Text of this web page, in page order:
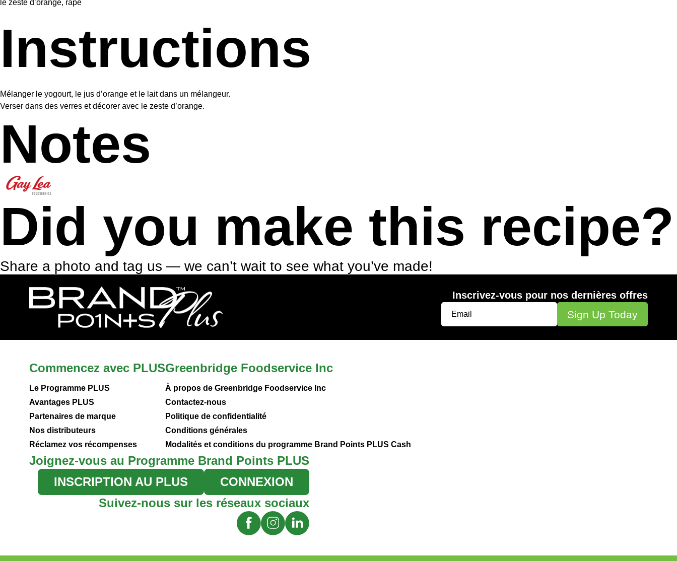
le zeste d’orange, râpé
Instructions
Mélanger le yogourt, le jus d’orange et le lait dans un mélangeur.
Verser dans des verres et décorer avec le zeste d’orange.
Notes
Did you make this recipe?
Share a photo and tag us — we can’t wait to see what you’ve made!
Inscrivez-vous pour nos dernières offres
Commencez avec PLUS
Le Programme PLUS
Avantages PLUS
Partenaires de marque
Nos distributeurs
Réclamez vos récompenses
Greenbridge Foodservice Inc
À propos de Greenbridge Foodservice Inc
Contactez-nous
Politique de confidentialité
Conditions générales
Modalités et conditions du programme Brand Points PLUS Cash
Joignez-vous au Programme Brand Points PLUS
INSCRIPTION AU PLUS
CONNEXION
Suivez-nous sur les réseaux sociaux